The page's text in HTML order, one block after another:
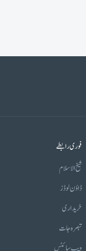
فوری رابطے
شیخ الاسلام
ڈاؤن لوڈز
خریداری
تبصرہ جات
ویب سائٹس